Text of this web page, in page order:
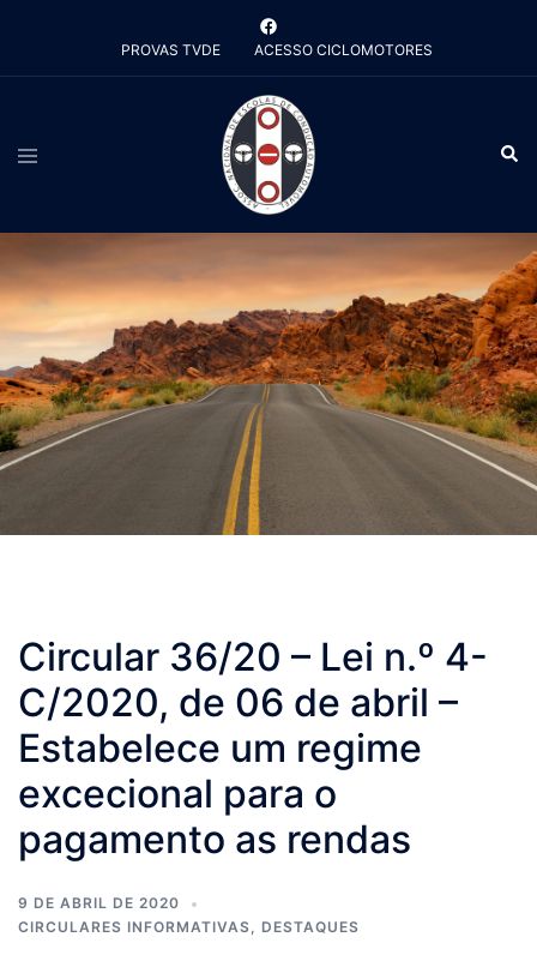
o
PROVAS TVDE ACESSO CICLOMOTORES
Alternar
menu
Circular 36/20 – Lei n.º 4-
C/2020, de 06 de abril –
Estabelece um regime
excecional para o
pagamento as rendas
9 DE ABRIL DE 2020
CIRCULARES INFORMATIVAS, DESTAQUES